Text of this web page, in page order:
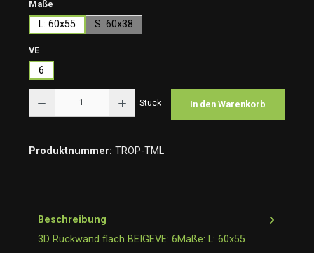
Maße
L: 60x55 S: 60x38
VEauswählen
6
Stück In den Warenkorb
Produktnummer: TROP-TML
Beschreibung
3D Rückwand flach BEIGEVE: 6Maße: L: 60x55